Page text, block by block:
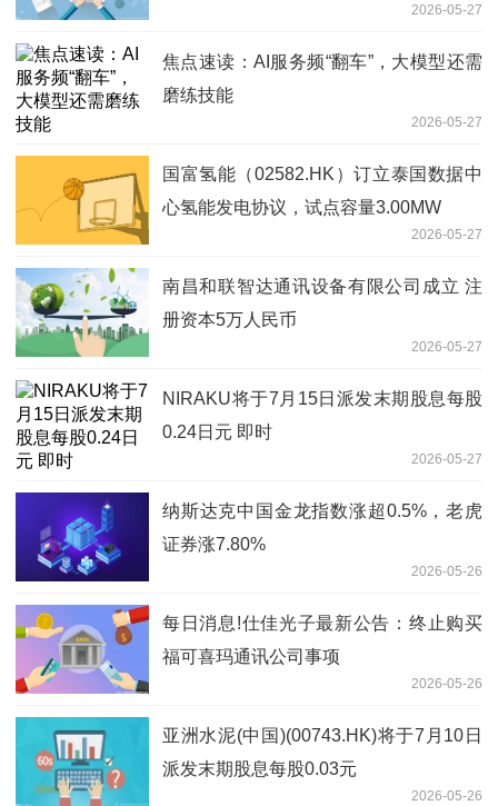
2026-05-27
焦点速读：AI服务频“翻车”，大模型还需
磨练技能
2026-05-27
国富氢能（02582.HK）订立泰国数据中
心氢能发电协议，试点容量3.00MW
2026-05-27
南昌和联智达通讯设备有限公司成立 注
册资本5万人民币
2026-05-27
NIRAKU将于7月15日派发末期股息每股
0.24日元 即时
2026-05-27
纳斯达克中国金龙指数涨超0.5%，老虎
证券涨7.80%
2026-05-26
每日消息!仕佳光子最新公告：终止购买
福可喜玛通讯公司事项
2026-05-26
亚洲水泥(中国)(00743.HK)将于7月10日
派发末期股息每股0.03元
2026-05-26